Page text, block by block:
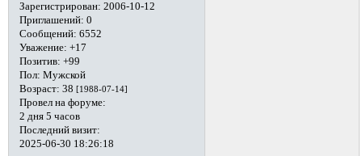
Зарегистрирован: 2006-10-12
Приглашений: 0
Сообщений: 6552
Уважение: +17
Позитив: +99
Пол: Мужской
Возраст: 38 [1988-07-14]
Провел на форуме:
2 дня 5 часов
Последний визит:
2025-06-30 18:26:18